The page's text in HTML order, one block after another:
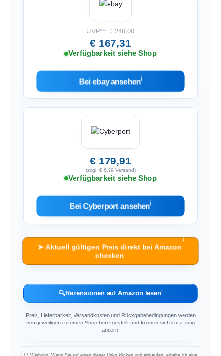
UVP**: € 249,00
€ 167,31
Verfügbarkeit siehe Shop
Bei ebay ansehenℹ︎
€ 179,91
(zzgl. € 6,99 Versand)
Verfügbarkeit siehe Shop
Bei Cyberport ansehenℹ︎
➤ Aktuell gültigen Preis direkt bei Amazon
checken
ℹ︎
🔍Rezensionen auf Amazon lesenℹ︎
Preis, Lieferbarkeit, Versandkosten und Rückgabebedingungen werden
vom jeweiligen externen Shop bereitgestellt und können sich kurzfristig
ändern.
ℹ︎ / * Werbung: Wenn Sie auf einen dieser Links klicken und einkaufen, erhalte ich eine